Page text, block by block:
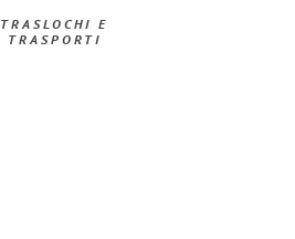
TRASLOCHI E
TRASPORTI​